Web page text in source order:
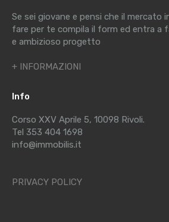
Se sei giovane e pensi che il mercato
fare per te compila il form ed entra a
e ambizioso progetto
+ INFORMAZIONI
Info
Corso XXV Aprile 5, 10098 Rivoli.
Tel 353 404 1698
info@immobilis.it
PRIVACY POLICY